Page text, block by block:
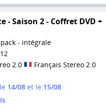
- Saison 2 - Coffret DVD +
- intégrale
12
2.0
Français Stereo 2.0
14/08et le 15/08